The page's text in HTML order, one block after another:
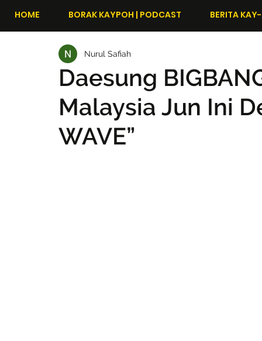
HOME BORAK KAYPOH | PODCAST BERITA
Daesung
Malaysia Jun Ini
WAVE”
Nurul Safiah